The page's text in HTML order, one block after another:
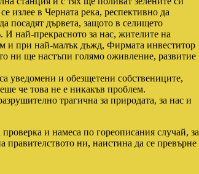
излее в Черната река, респективно да
посадят дървета, защото в селището
И най-прекрасното за нас, жителите на
и при най-малък дъжд, Фирмата инвеститор
ни ще настъпи голямо оживление, развитие
уведомени и обезщетени собствениците,
че това не е никакъв проблем.
трагична за природата, за нас и
и намеса по гореописания случай, за
правителството ни, наистина да се превърне